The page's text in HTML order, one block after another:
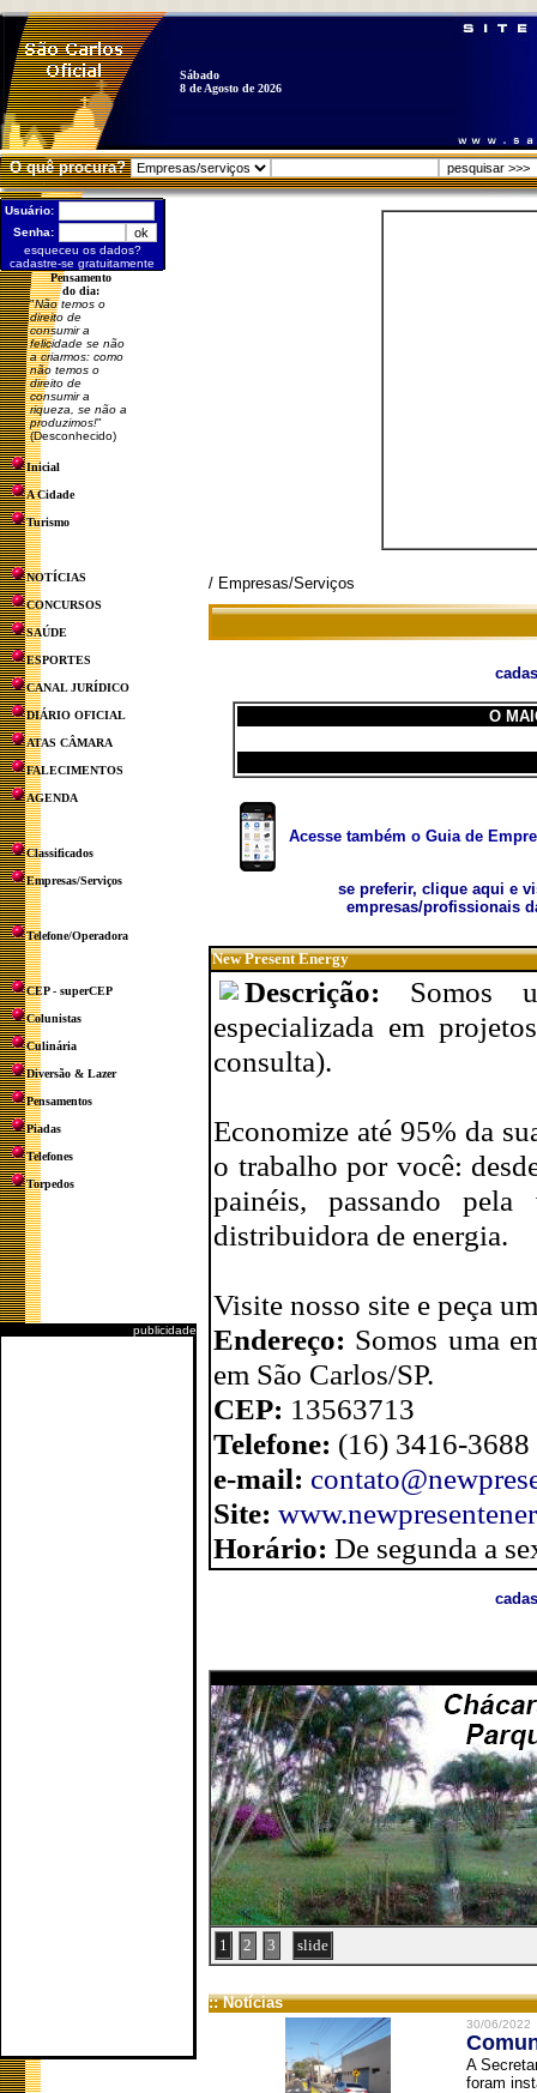
Sábado
8 de Agosto de 2026
O quê procura?
Usuário:
Senha:
esqueceu os dados?
cadastre-se gratuitamente
Pensamento
do dia:
"Não temos o
direito de
consumir a
felicidade se não
a criarmos: como
não temos o
direito de
consumir a
riqueza, se não a
produzimos!"
(Desconhecido)
Inicial
A Cidade
Turismo
NOTÍCIAS
CONCURSOS
SAÚDE
ESPORTES
CANAL JURÍDICO
DIÁRIO OFICIAL
ATAS CÂMARA
FALECIMENTOS
AGENDA
Classificados
Empresas/Serviços
Telefone/Operadora
CEP - superCEP
Colunistas
Culinária
Diversão & Lazer
Pensamentos
Piadas
Telefones
Torpedos
publicidade
/ Empresas/Serviços
O
Acesse também o Guia de
se preferir, clique aqui e
empresas/profissionais
New Present Energy
Descrição: Somos
especializada em
consulta).
Economize até 95% da
o trabalho por você:
painéis, passando
distribuidora de energia.
Visite nosso site e peça
Endereço: Somos uma
em São Carlos/SP.
CEP: 13563713
Telefone: (16) 3416-3688
e-mail:
Site:
Horário: De segunda a
1 2 3 slide
:: Notícias
30/06/2022
A
foram